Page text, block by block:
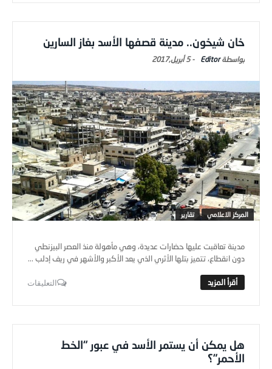
خان شيخون.. مدينة قصفها الأسد بغاز السارين
Editor
-5 أبريل,2017
المركز الاعلامي تقارير
مدينة تعاقبت عليها حضارات عديدة، وهي مأهولة منذ العصر البيزنطي
دون انقطاع، تتميز بتلها الأثري الذي يعد الأكبر والأشهر في ريف إدلب ...
التعليقات
هل يمكن أن يستمر الأسد في عبور “الخط
الأحمر”؟